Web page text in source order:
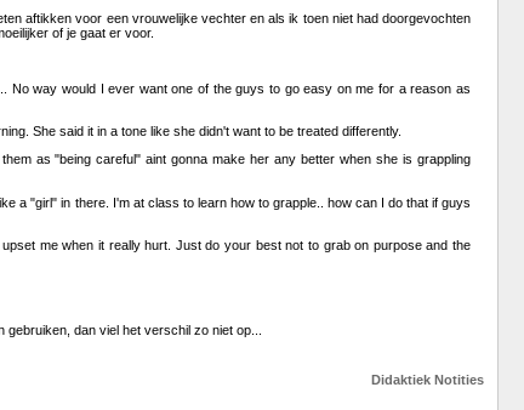
aftikken voor een vrouwelijke vechter en als ik toen niet had doorgevochten
of je gaat er voor.
way would I ever want one of the guys to go easy on me for a reason as
She said it in a tone like she didn't want to be treated differently.
as "being careful" aint gonna make her any better when she is grappling
a "girl" in there. I'm at class to learn how to grapple.. how can I do that if guys
me when it really hurt. Just do your best not to grab on purpose and the
dan viel het verschil zo niet op...
Didaktiek Notities